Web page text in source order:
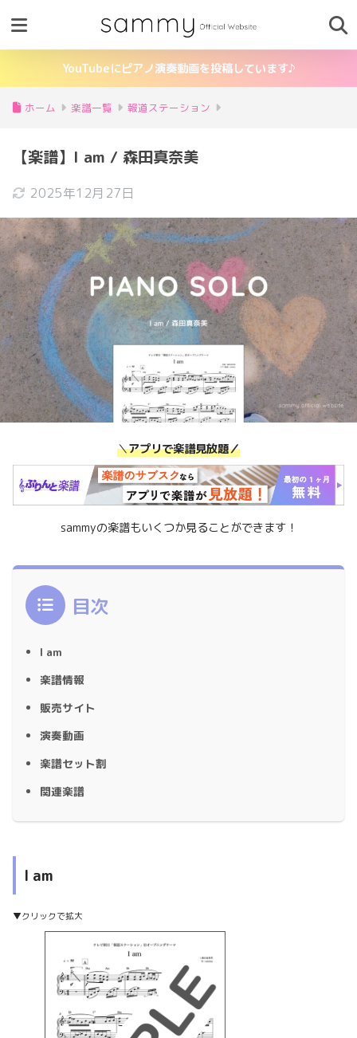
YouTubeにピアノ演奏動画を投稿しています♪
ホーム 楽譜一覧 報道ステーション
【楽譜】I am / 森田真奈美
2025年12月27日
＼アプリで楽譜見放題／
sammyの楽譜もいくつか見ることができます！
目次
I am
楽譜情報
販売サイト
演奏動画
楽譜セット割
関連楽譜
I am
▼クリックで拡大